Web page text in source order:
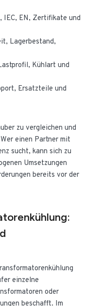
IEC, EN, Zertifikate und
Lagerbestand,
Kühlart und
Ersatzteile und
zu vergleichen und
einen Partner mit
sucht, kann sich zu
Umsetzungen
bereits vor der
einzelne
oder
beschafft. Im